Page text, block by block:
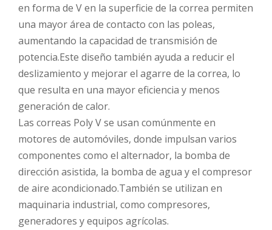
en forma de V en la superficie de la correa permiten
una mayor área de contacto con las poleas,
aumentando la capacidad de transmisión de
potencia.Este diseño también ayuda a reducir el
deslizamiento y mejorar el agarre de la correa, lo
que resulta en una mayor eficiencia y menos
generación de calor.
Las correas Poly V se usan comúnmente en
motores de automóviles, donde impulsan varios
componentes como el alternador, la bomba de
dirección asistida, la bomba de agua y el compresor
de aire acondicionado.También se utilizan en
maquinaria industrial, como compresores,
generadores y equipos agrícolas.